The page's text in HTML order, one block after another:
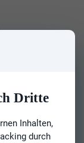
Dritte
Inhalten,
durch